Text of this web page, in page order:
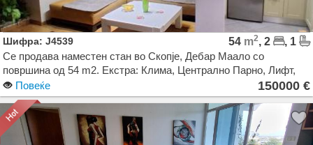
Шифра: J4539 54 m2, 2
, 1
Се продава наместен стан во Скопје, Дебар Маало со
површина од 54 m2. Екстра: Клима, Централно Парно, Лифт,
Нова Зграда. Цена: 150000 EUR
Повеќе 150000 €